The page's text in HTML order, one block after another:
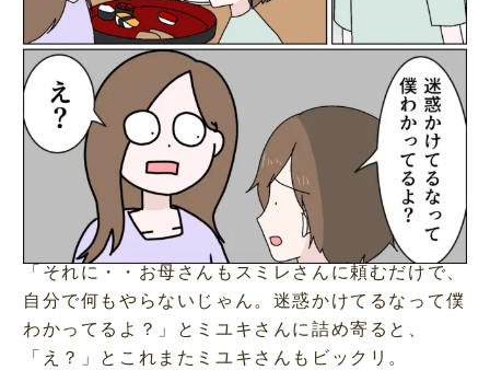
「それに・・お母さんもスミレさんに頼むだけで、
自分で何もやらないじゃん。迷惑かけてるなって僕
わかってるよ？」とミユキさんに詰め寄ると、
「え？」とこれまたミユキさんもビックリ。